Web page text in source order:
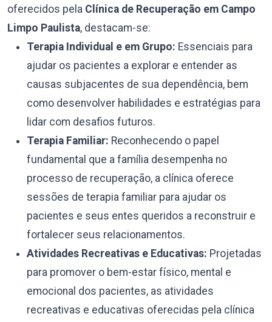
oferecidos pela Clínica de Recuperação em Campo
Limpo Paulista, destacam-se:
Terapia Individual e em Grupo: Essenciais para
ajudar os pacientes a explorar e entender as
causas subjacentes de sua dependência, bem
como desenvolver habilidades e estratégias para
lidar com desafios futuros.
Terapia Familiar: Reconhecendo o papel
fundamental que a família desempenha no
processo de recuperação, a clínica oferece
sessões de terapia familiar para ajudar os
pacientes e seus entes queridos a reconstruir e
fortalecer seus relacionamentos.
Atividades Recreativas e Educativas: Projetadas
para promover o bem-estar físico, mental e
emocional dos pacientes, as atividades
recreativas e educativas oferecidas pela clínica